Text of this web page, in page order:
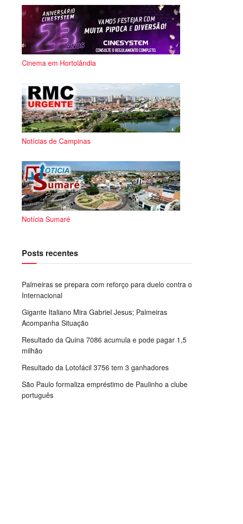
Cinema em Hortolândia
Notícias de Campinas
Notícia Sumaré
Posts recentes
Palmeiras se prepara com reforço para duelo contra o
Internacional
Gigante Italiano Mira Gabriel Jesus; Palmeiras
Acompanha Situação
Resultado da Quina 7086 acumula e pode pagar 1,5
milhão
Resultado da Lotofácil 3756 tem 3 ganhadores
São Paulo formaliza empréstimo de Paulinho a clube
português